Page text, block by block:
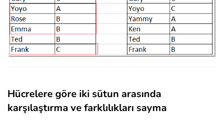
Hücrelere göre iki sütun arasında
karşılaştırma ve farklılıkları sayma